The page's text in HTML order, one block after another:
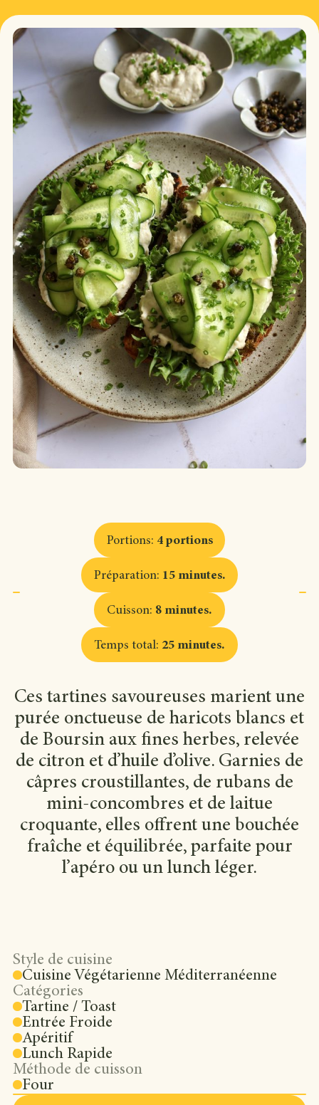
Portions: 4 portions
Préparation: 15 minutes.
Cuisson: 8 minutes.
Temps total: 25 minutes.
Ces tartines savoureuses marient une
purée onctueuse de haricots blancs et
de Boursin aux fines herbes, relevée
de citron et d’huile d’olive. Garnies de
câpres croustillantes, de rubans de
mini-concombres et de laitue
croquante, elles offrent une bouchée
fraîche et équilibrée, parfaite pour
l’apéro ou un lunch léger.
Style de cuisine
Cuisine Végétarienne Méditerranéenne
Catégories
Tartine / Toast
Entrée Froide
Apéritif
Lunch Rapide
Méthode de cuisson
Four